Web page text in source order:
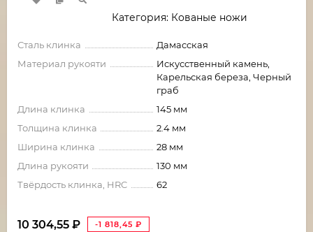
Категория: Кованые ножи
Сталь клинка
Дамасская
Материал рукояти
Искусственный камень,
Карельская береза, Черный
граб
Длина клинка
145 мм
Толщина клинка
2.4 мм
Ширина клинка
28 мм
Длина рукояти
130 мм
Твёрдость клинка, HRC
62
10 304,55 ₽ -1 818,45 ₽